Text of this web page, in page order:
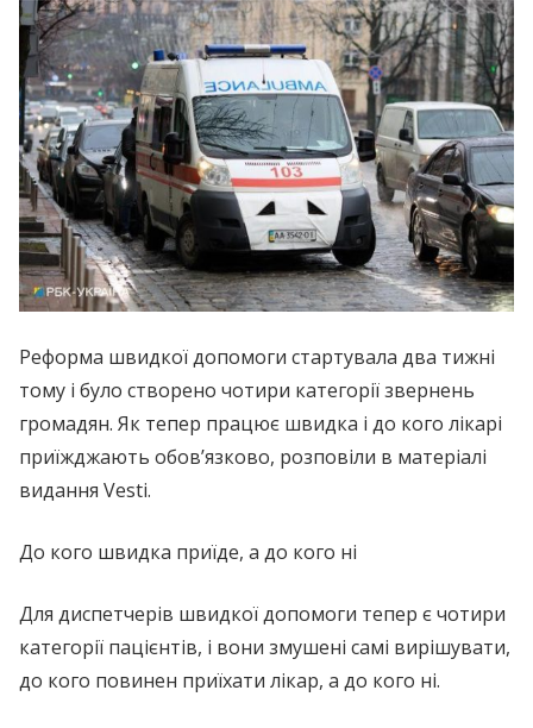
Реформа швидкої допомоги стартувала два тижні
тому і було створено чотири категорії звернень
громадян. Як тепер працює швидка і до кого лікарі
приїжджають обов’язково, розповіли в матеріалі
видання Vesti.
До кого швидка приїде, а до кого ні
Для диспетчерів швидкої допомоги тепер є чотири
категорії пацієнтів, і вони змушені самі вирішувати,
до кого повинен приїхати лікар, а до кого ні.